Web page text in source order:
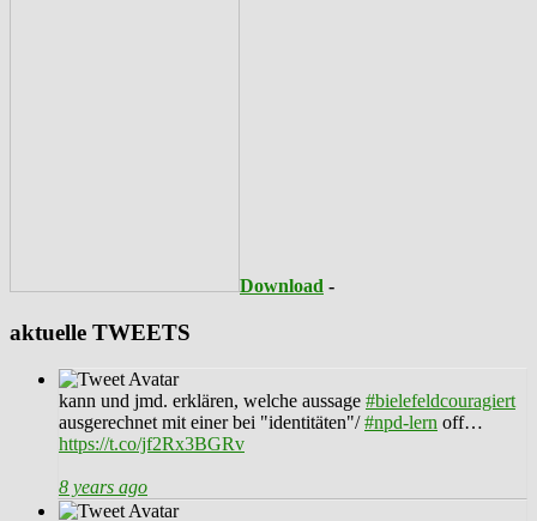
Download -
aktuelle TWEETS
kann und jmd. erklären, welche aussage #bielefeldcouragiert
ausgerechnet mit einer bei "identitäten"/#npd-lern off…
https://t.co/jf2Rx3BGRv
8 years ago